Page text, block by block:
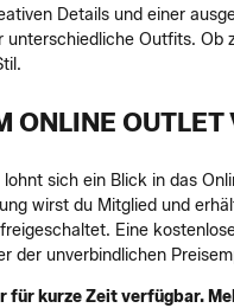
Details und einer
Outfits.
ONLINE
sich ein Blick in das
wirst du Mitglied und
Eine
der unverbindlichen
für kurze Zeit verfügbar.